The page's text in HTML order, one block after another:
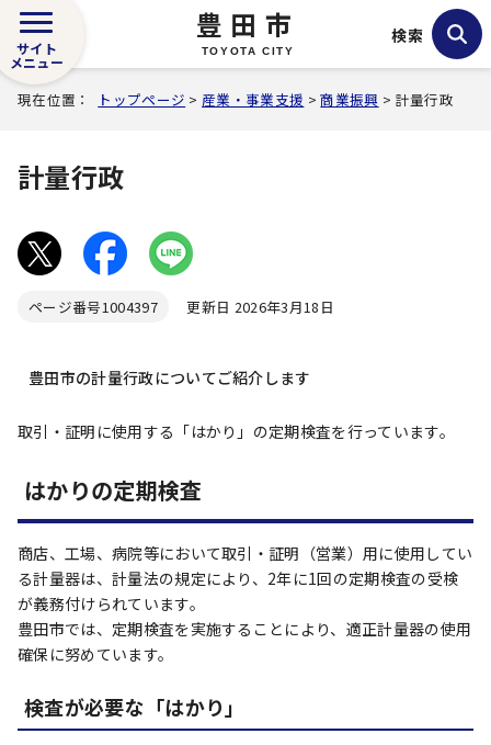
豊田市
TOYOTA CITY
サイト
メニュー
検索
現在位置： トップページ > 産業・事業支援 >商業振興 > 計量行政
計量行政
ページ番号1004397 更新日 2026年3月18日
豊田市の計量行政についてご紹介します
取引・証明に使用する「はかり」の定期検査を行っています。
はかりの定期検査
商店、工場、病院等において取引・証明（営業）用に使用してい
る計量器は、計量法の規定により、2年に1回の定期検査の受検
が義務付けられています。
豊田市では、定期検査を実施することにより、適正計量器の使用
確保に努めています。
検査が必要な「はかり」